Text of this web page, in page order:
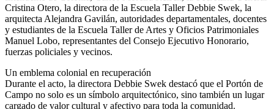
Cristina Otero, la directora de la Escuela Taller Debbie Swek, la
arquitecta Alejandra Gavilán, autoridades departamentales, docentes
y estudiantes de la Escuela Taller de Artes y Oficios Patrimoniales
Manuel Lobo, representantes del Consejo Ejecutivo Honorario,
fuerzas policiales y vecinos.
Un emblema colonial en recuperación
Durante el acto, la directora Debbie Swek destacó que el Portón de
Campo no solo es un símbolo arquitectónico, sino también un lugar
cargado de valor cultural y afectivo para toda la comunidad.